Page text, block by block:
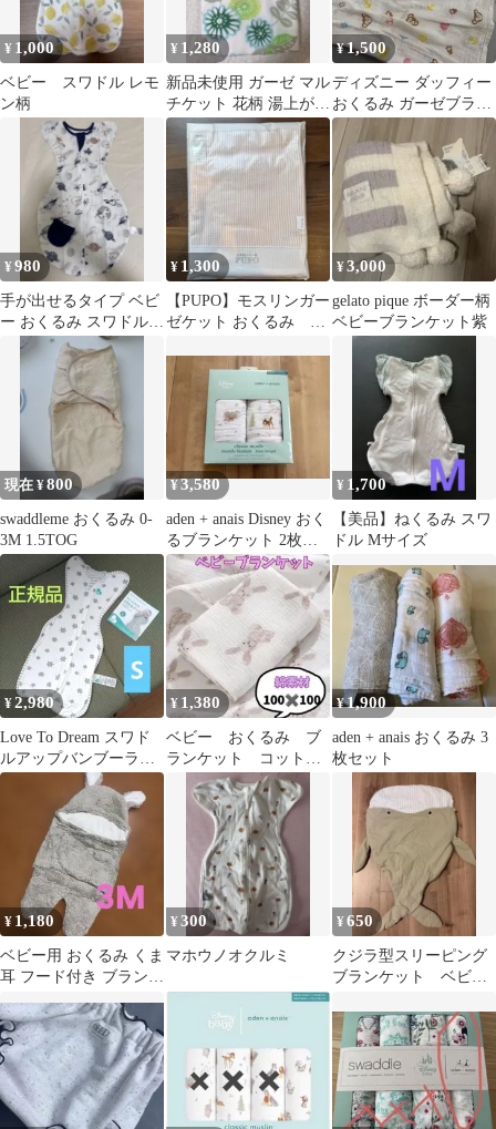
¥ 1,000
ベビー スワドル レモ
ン柄
¥ 1,280
新品未使用 ガーゼ マル
チケット 花柄 湯上がり
たおる バスタオル おく
るみ
¥1,500
ディズニー ダッフィー
おくるみ ガーゼブラン
ケット
¥980
手が出せるタイプ ベビ
ー おくるみ スワドル S
サイズ （メッシュ）
57cm
¥ 1,300
【PUPO】モスリンガー
ゼケット おくるみ 日
¥3,000
gelato pique ボーダー柄
ベビーブランケット紫
現在 ¥800
swaddleme おくるみ 0-
3M 1.5TOG
¥3,580
aden + anais Disney おく
るブランケット 2枚セ
ット
¥ 1,700
【美品】ねくるみ スワ
ドル Mサイズ
¥2,980
Love To Dream スワド
ルアップバンブーライ
ト Sサイズ
¥ 1,380
ベビー おくるみ ブ
ランケット コット
ン 綿100 ガーゼ
¥1,900
aden + anais おくるみ 3
枚セット
¥ 1,180
ベビー用 おくるみ くま
耳 フード付き ブランケ
¥300
マホウノオクルミ
¥650
クジラ型スリーピング
ブランケット ベビー